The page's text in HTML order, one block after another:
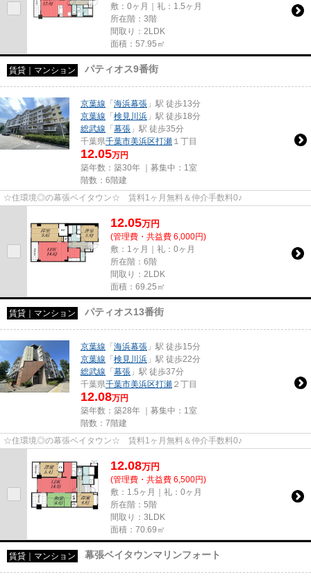
敷：0ヶ月｜礼：1.5ヶ月
所在階：3階
間取り：2LDK
面積：57.95㎡
賃貸｜マンション パティオス9番街
京葉線 「海浜幕張 」駅 徒歩13分
京葉線 「検見川浜 」駅 徒歩18分
総武線 「幕張 」駅 徒歩35分
千葉県千葉市美浜区打瀬 １丁目
12.05万円
築年数：築30年 ｜募集中： 1室
階数：6階建
☆住環境◎の幕張ベイタウン☆ 賃料1ヶ月無料＆仲介手数料0♪
12.05万円
(管理費・共益費 6,000円)
敷：1ヶ月｜礼：0ヶ月
所在階：6階
間取り：2LDK
面積：69.25㎡
賃貸｜マンション パティオス13番街
京葉線 「海浜幕張 」駅 徒歩15分
京葉線 「検見川浜 」駅 徒歩22分
総武線 「幕張 」駅 徒歩37分
千葉県千葉市美浜区打瀬 ２丁目
12.08万円
築年数：築28年 ｜募集中： 1室
階数：7階建
☆住環境◎の幕張ベイタウン☆ 賃料1ヶ月無料＆仲介手数料0♪
12.08万円
(管理費・共益費 6,500円)
敷：1.5ヶ月｜礼：0ヶ月
所在階：5階
間取り：3LDK
面積：70.69㎡
賃貸｜マンション 幕張ベイタウンマリンフォート